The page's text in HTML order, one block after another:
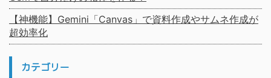
【神機能】Gemini「Canvas」で資料作成やサムネ作成が
超効率化
カテゴリー